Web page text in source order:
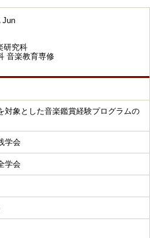
Jun
研究科
音楽教育専修
対象とした音楽鑑賞経験プログラムの
学会
学会